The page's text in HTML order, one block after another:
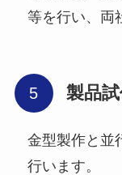
等を行い、両
製品
金型製作と並
行います。